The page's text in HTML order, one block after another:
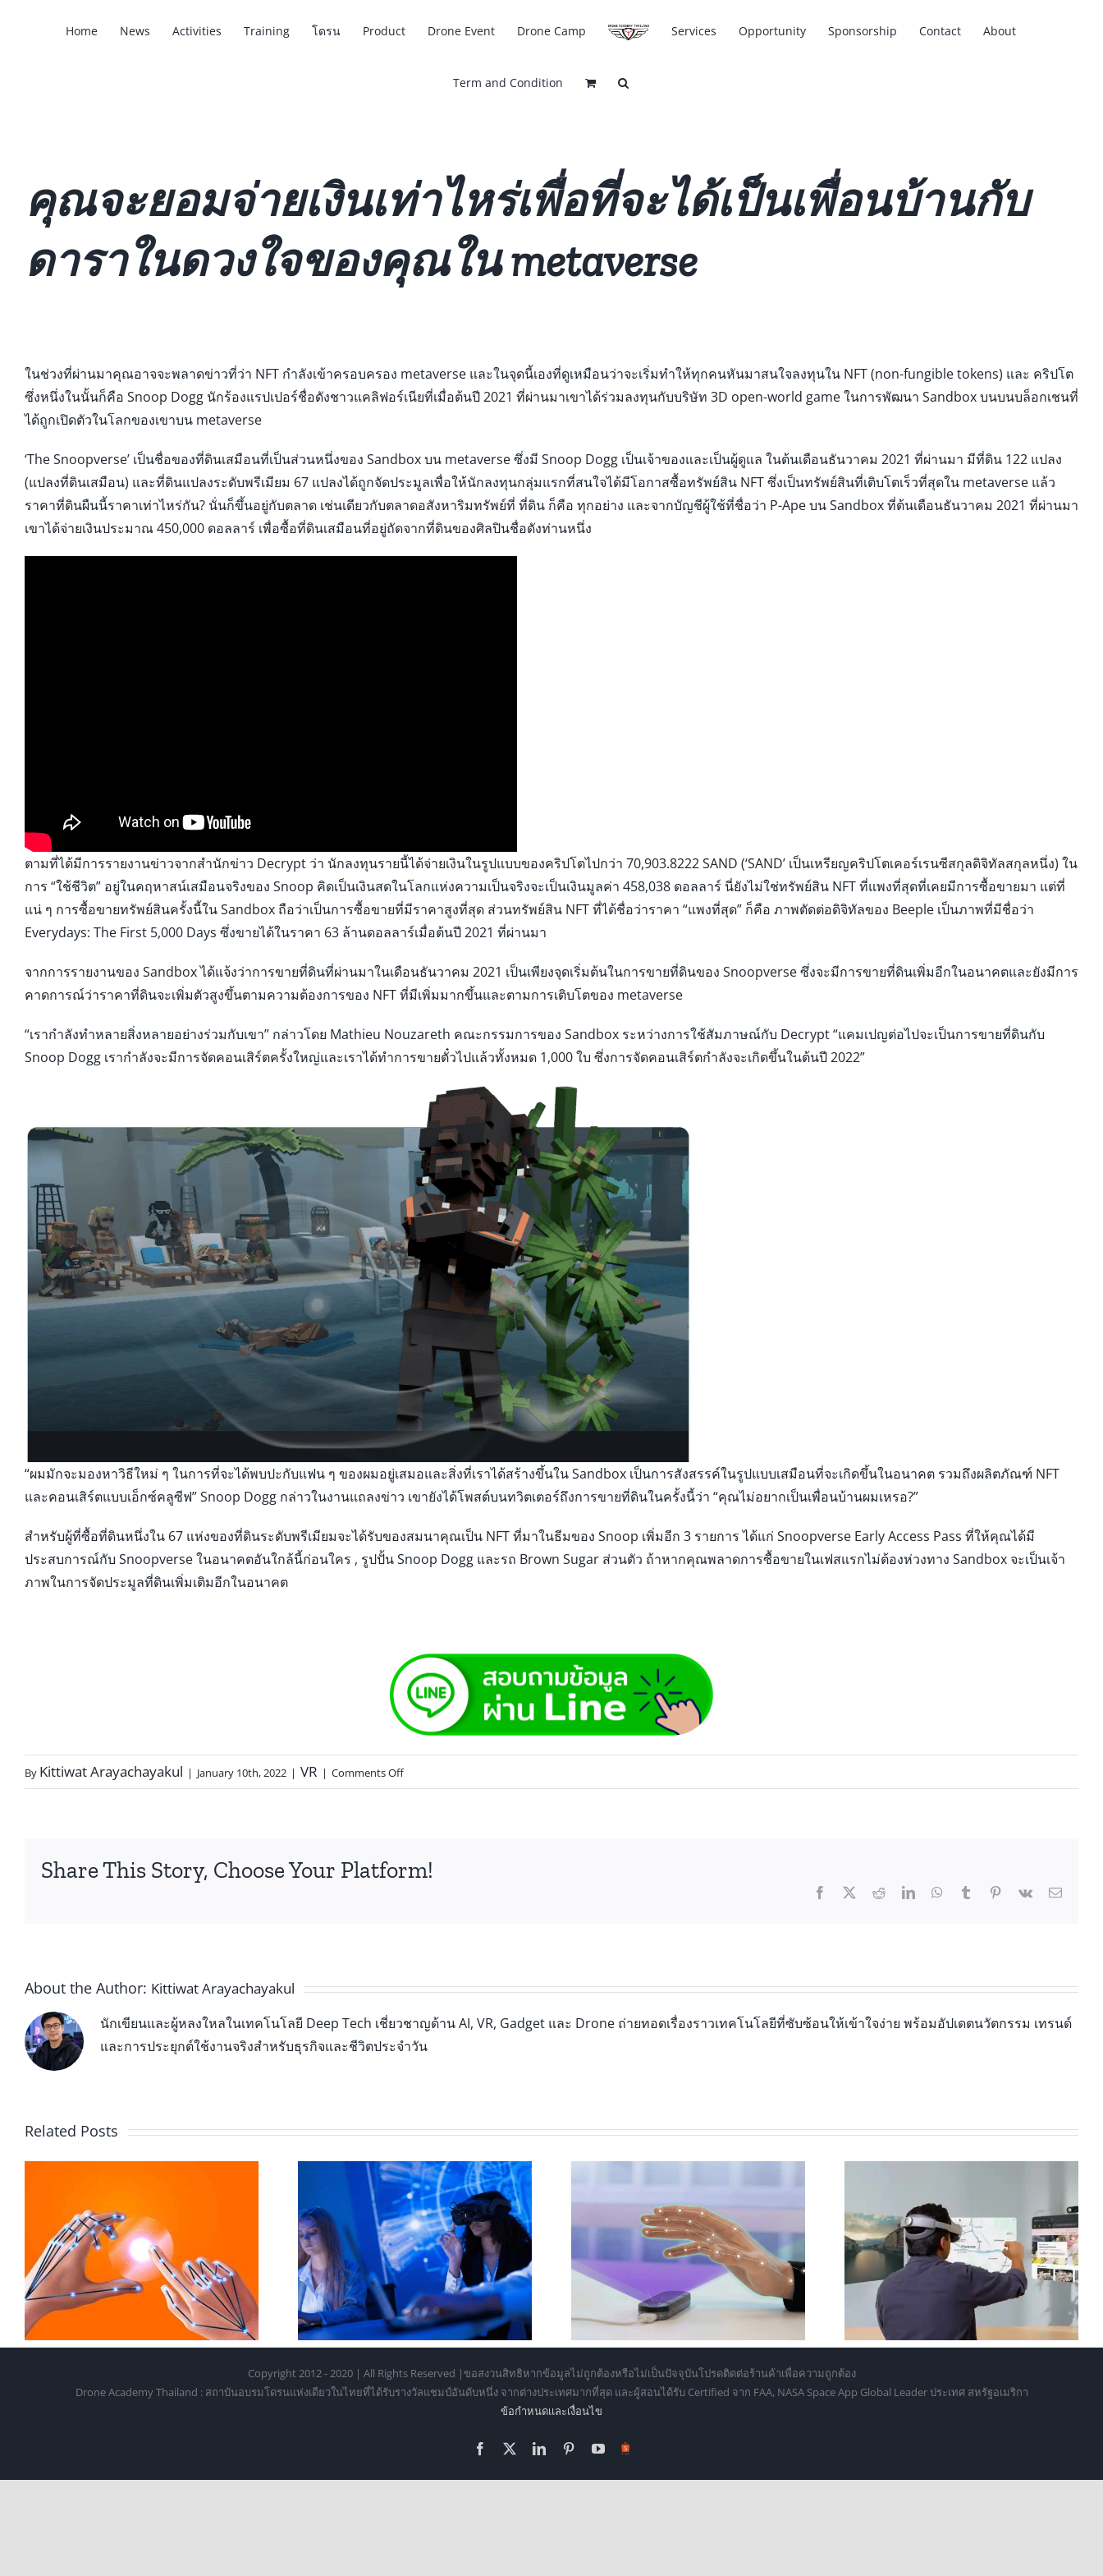
Home News Activities Training โดรน Product Drone Event Drone Camp Services Opportunity Sponsorship Contact About
Term and Condition
คุณจะยอมจ่ายเงินเท่าไหร่เพื่อที่จะได้เป็นเพื่อนบ้านกับ
ดาราในดวงใจของคุณใน metaverse
ในช่วงที่ผ่านมาคุณอาจจะพลาดข่าวที่ว่า NFT กำลังเข้าครอบครอง metaverse และในจุดนี้เองที่ดูเหมือนว่าจะเริ่มทำให้ทุกคนหันมาสนใจลงทุนใน NFT (non-fungible tokens) และ คริปโต
ซึ่งหนึ่งในนั้นก็คือ Snoop Dogg นักร้องแรปเปอร์ชื่อดังชาวแคลิฟอร์เนียที่เมื่อต้นปี 2021 ที่ผ่านมาเขาได้ร่วมลงทุนกับบริษัท 3D open-world game ในการพัฒนา Sandbox บนบนบล็อกเชนที่
ได้ถูกเปิดตัวในโลกของเขาบน metaverse
‘The Snoopverse’ เป็นชื่อของที่ดินเสมือนที่เป็นส่วนหนึ่งของ Sandbox บน metaverse ซึ่งมี Snoop Dogg เป็นเจ้าของและเป็นผู้ดูแล ในต้นเดือนธันวาคม 2021 ที่ผ่านมา มีที่ดิน 122 แปลง
(แปลงที่ดินเสมือน) และที่ดินแปลงระดับพรีเมียม 67 แปลงได้ถูกจัดประมูลเพื่อให้นักลงทุนกลุ่มแรกที่สนใจได้มีโอกาสซื้อทรัพย์สิน NFT ซึ่งเป็นทรัพย์สินที่เติบโตเร็วที่สุดใน metaverse แล้ว
ราคาที่ดินผืนนี้ราคาเท่าไหร่กัน? นั่นก็ขึ้นอยู่กับตลาด เช่นเดียวกับตลาดอสังหาริมทรัพย์ที่ ที่ดิน ก็คือ ทุกอย่าง และจากบัญชีผู้ใช้ที่ชื่อว่า P-Ape บน Sandbox ที่ต้นเดือนธันวาคม 2021 ที่ผ่านมา
เขาได้จ่ายเงินประมาณ 450,000 ดอลลาร์ เพื่อซื้อที่ดินเสมือนที่อยู่ถัดจากที่ดินของศิลปินชื่อดังท่านหนึ่ง
ตามที่ได้มีการรายงานข่าวจากสำนักข่าว Decrypt ว่า นักลงทุนรายนี้ได้จ่ายเงินในรูปแบบของคริปโตไปกว่า 70,903.8222 SAND (‘SAND’ เป็นเหรียญคริปโตเคอร์เรนซีสกุลดิจิทัลสกุลหนึ่ง) ใน
การ “ใช้ชีวิต” อยู่ในคฤหาสน์เสมือนจริงของ Snoop คิดเป็นเงินสดในโลกแห่งความเป็นจริงจะเป็นเงินมูลค่า 458,038 ดอลลาร์ นี่ยังไม่ใช่ทรัพย์สิน NFT ที่แพงที่สุดที่เคยมีการซื้อขายมา แต่ที่
แน่ ๆ การซื้อขายทรัพย์สินครั้งนี้ใน Sandbox ถือว่าเป็นการซื้อขายที่มีราคาสูงที่สุด ส่วนทรัพย์สิน NFT ที่ได้ชื่อว่าราคา “แพงที่สุด” ก็คือ ภาพตัดต่อดิจิทัลของ Beeple เป็นภาพที่มีชื่อว่า
Everydays: The First 5,000 Days ซึ่งขายได้ในราคา 63 ล้านดอลลาร์เมื่อต้นปี 2021 ที่ผ่านมา
จากการรายงานของ Sandbox ได้แจ้งว่าการขายที่ดินที่ผ่านมาในเดือนธันวาคม 2021 เป็นเพียงจุดเริ่มต้นในการขายที่ดินของ Snoopverse ซึ่งจะมีการขายที่ดินเพิ่มอีกในอนาคตและยังมีการ
คาดการณ์ว่าราคาที่ดินจะเพิ่มตัวสูงขึ้นตามความต้องการของ NFT ที่มีเพิ่มมากขึ้นและตามการเติบโตของ metaverse
“เรากำลังทำหลายสิ่งหลายอย่างร่วมกับเขา” กล่าวโดย Mathieu Nouzareth คณะกรรมการของ Sandbox ระหว่างการใช้สัมภาษณ์กับ Decrypt “แคมเปญต่อไปจะเป็นการขายที่ดินกับ
Snoop Dogg เรากำลังจะมีการจัดคอนเสิร์ตครั้งใหญ่และเราได้ทำการขายตั๋วไปแล้วทั้งหมด 1,000 ใบ ซึ่งการจัดคอนเสิร์ตกำลังจะเกิดขึ้นในต้นปี 2022”
“ผมมักจะมองหาวิธีใหม่ ๆ ในการที่จะได้พบปะกับแฟน ๆ ของผมอยู่เสมอและสิ่งที่เราได้สร้างขึ้นใน Sandbox เป็นการสังสรรค์ในรูปแบบเสมือนที่จะเกิดขึ้นในอนาคต รวมถึงผลิตภัณฑ์ NFT
และคอนเสิร์ตแบบเอ็กซ์คลูซีฟ” Snoop Dogg กล่าวในงานแถลงข่าว เขายังได้โพสต์บนทวิตเตอร์ถึงการขายที่ดินในครั้งนี้ว่า “คุณไม่อยากเป็นเพื่อนบ้านผมเหรอ?”
สำหรับผู้ที่ซื้อที่ดินหนึ่งใน 67 แห่งของที่ดินระดับพรีเมียมจะได้รับของสมนาคุณเป็น NFT ที่มาในธีมของ Snoop เพิ่มอีก 3 รายการ ได้แก่ Snoopverse Early Access Pass ที่ให้คุณได้มี
ประสบการณ์กับ Snoopverse ในอนาคตอันใกล้นี้ก่อนใคร , รูปปั้น Snoop Dogg และรถ Brown Sugar ส่วนตัว ถ้าหากคุณพลาดการซื้อขายในเฟสแรกไม่ต้องห่วงทาง Sandbox จะเป็นเจ้า
ภาพในการจัดประมูลที่ดินเพิ่มเติมอีกในอนาคต
By Kittiwat Arayachayakul | January 10th, 2022 | VR | Comments Off
Share This Story, Choose Your Platform!
About the Author: Kittiwat Arayachayakul
นักเขียนและผู้หลงใหลในเทคโนโลยี Deep Tech เชี่ยวชาญด้าน AI, VR, Gadget และ Drone ถ่ายทอดเรื่องราวเทคโนโลยีที่ซับซ้อนให้เข้าใจง่าย พร้อมอัปเดตนวัตกรรม เทรนด์
และการประยุกต์ใช้งานจริงสำหรับธุรกิจและชีวิตประจำวัน
Related Posts
XR ในห้องเรียนมหาวิทยาลัย:
บทบาทของ Hand Tracking ใน
การเรียนรู้ยุคใหม่
Leap Motion Controller 2 กับ
การออกแบบ Hand Tracking
สำหรับ XR ระดับมืออาชีพ
Infinite Office: เปลี่ยนทุกที่ให้
เป็น “ออฟฟิศลอยฟ้า” ด้วย
Samsung Galaxy XR… มันแทน
โน้ตบุ๊กได้จริงไหม?
Leap Motion Controller 2 คือ
อะไร และเหมาะกับใครบ้างในปี
2026
Copyright 2012 - 2020 | All Rights Reserved |ขอสงวนสิทธิหากข้อมูลไม่ถูกต้องหรือไม่เป็นปัจจุบันโปรดติดต่อร้านค้าเพื่อความถูกต้อง
Drone Academy Thailand : สถาบันอบรมโดรนแห่งเดียวในไทยที่ได้รับรางวัลแชมป์อันดับหนึ่ง จากต่างประเทศมากที่สุด และผู้สอนได้รับ Certified จาก FAA, NASA Space App Global Leader ประเทศ สหรัฐอเมริกา
ข้อกำหนดเเละเงื่อนไข